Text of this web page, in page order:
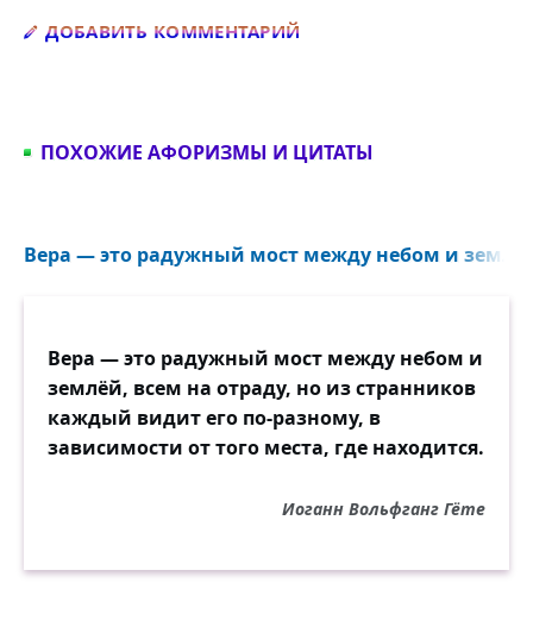
ДОБАВИТЬ КОММЕНТАРИЙ
ПОХОЖИЕ АФОРИЗМЫ И ЦИТАТЫ
Вера — это радужный мост между небом и
Вера — это радужный мост между небом и
землёй, всем на отраду, но из странников
каждый видит его по-разному, в
зависимости от того места, где находится.
Иоганн Вольфганг Гёте